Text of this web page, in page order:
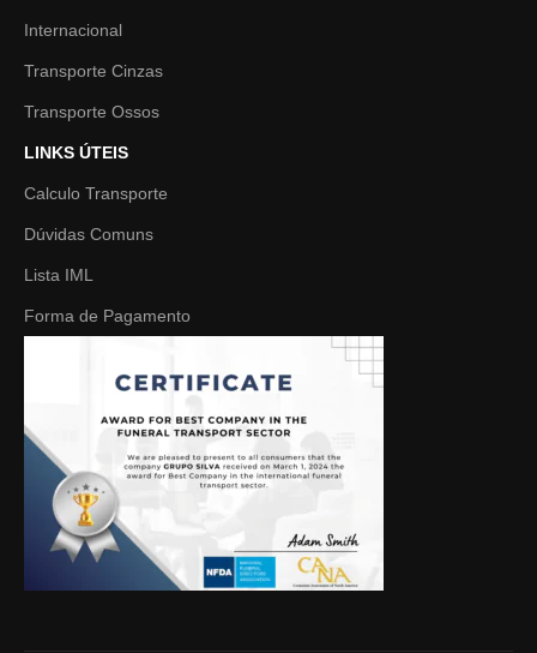
Internacional
Transporte Cinzas
Transporte Ossos
LINKS ÚTEIS
Calculo Transporte
Dúvidas Comuns
Lista IML
Forma de Pagamento